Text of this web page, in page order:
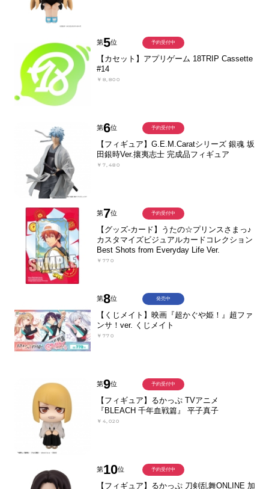
第5位
【カセット】アプリゲーム 18TRIP Cassette
#14
￥8,800
予約受付中
第6位
【フィギュア】G.E.M.Caratシリーズ 銀魂 坂
田銀時Ver.攘夷志士 完成品フィギュア
￥7,480
予約受付中
第7位
【グッズ-カード】うたの☆プリンスさまっ♪
カスタマイズビジュアルカードコレクション
Best Shots from Everyday Life Ver.
￥770
予約受付中
第8位
【くじメイト】映画『超かぐや姫！』超ファ
ンサ！ver. くじメイト
￥770
発売中
第9位
【フィギュア】るかっぷ TVアニメ
『BLEACH 千年血戦篇』 平子真子
￥4,020
予約受付中
第10位
【フィギュア】るかっぷ 刀剣乱舞ONLINE 加
予約受付中